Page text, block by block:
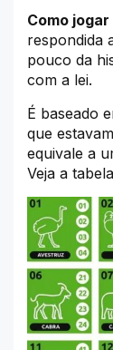
Como
respondida
pouco da
com a lei.
É baseado
que
equivale a
Veja a